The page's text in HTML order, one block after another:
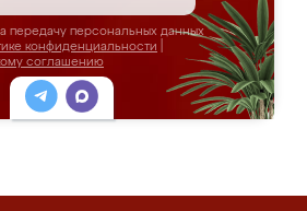
передачу персональных данных
конфиденциальности
соглашению